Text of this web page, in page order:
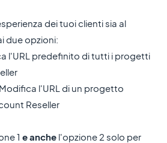
dei tuoi clienti sia al
due opzioni:
l'URL predefinito di tutti i progetti
l'URL di un progetto
Reseller
1 e anchel'opzione 2 solo per